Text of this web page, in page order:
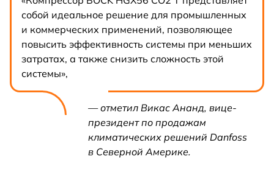
собой идеальное решение для промышленных
и коммерческих применений, позволяющее
повысить эффективность системы при меньших
затратах, а также снизить сложность этой
системы»,
— отметил Викас Ананд, вице-
президент по продажам
климатических решений Danfoss
в Северной Америке.